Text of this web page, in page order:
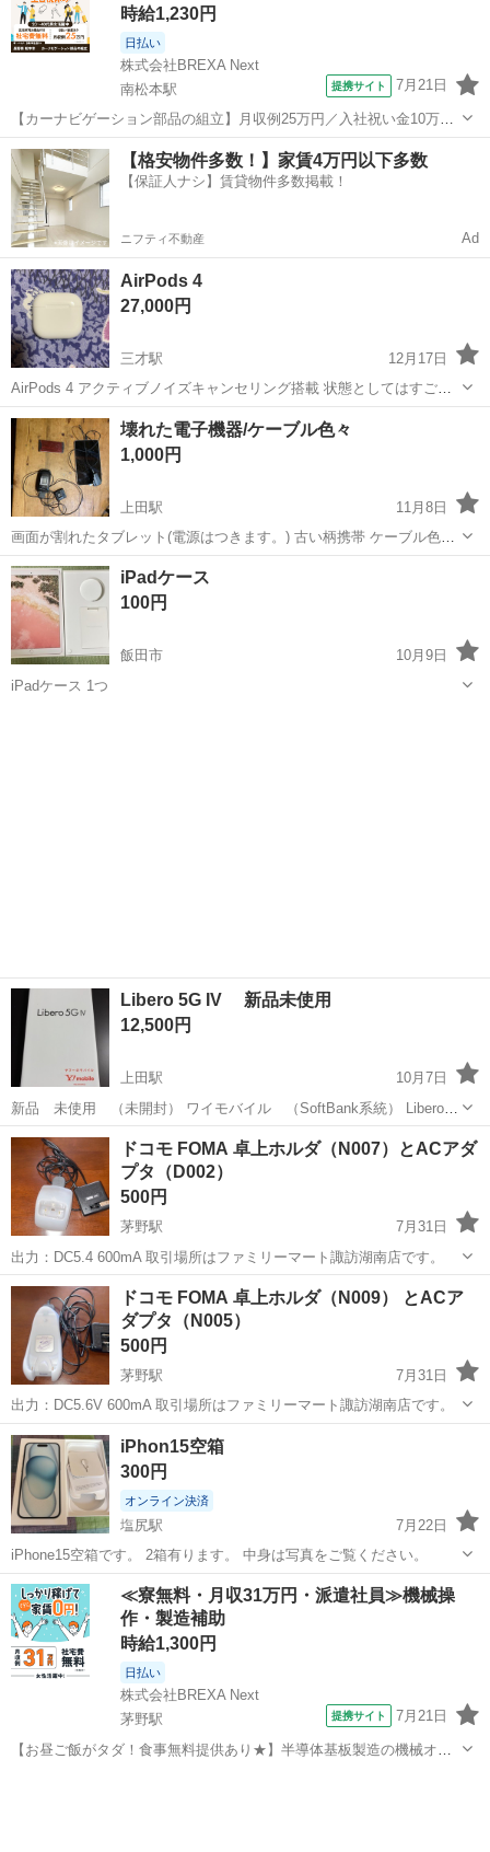
時給1,230円
日払い
株式会社BREXA Next
南松本駅
提携サイト 7月21日
【カーナビゲーション部品の組立】月収例25万円／入社祝い金10万
円！／うれしい土日祝休み★年間休日125日／稼げる夜勤専属！日払い
OK！ 人気の工場のお仕事 ◇カーナビゲーション部品の組立◇ ■ 業務
内容 車載用カーナビゲ...
長野 松本市 南松本駅 その他
【格安物件多数！】家賃4万円以下多数
【保証人ナシ】賃貸物件多数掲載！
ニフティ不動産 Ad
AirPods 4
27,000円
三才駅
12月17日
AirPods 4 アクティブノイズキャンセリング搭載 状態としてはすごく
綺麗です 異常もなく接続可能です 値下げ可能です 気になる方は金額
とともにメッセージ下さい！
長野 長野市 三才駅 その他 AirPods
壊れた電子機器/ケーブル色々
1,000円
上田駅
11月8日
画面が割れたタブレット(電源はつきます。) 古い柄携帯 ケーブル色々
セットでの販売です。
長野 上田市 上田駅
iPadケース
100円
飯田市
10月9日
iPadケース 1つ
Libero 5G IV 新品未使用
12,500円
上田駅
10月7日
新品 未使用 （未開封） ワイモバイル （SoftBank系統） Libero
5G IV カラー:ホワイト ブラックもあります。 （投稿時）
長野 上田市 その他 Libero
ドコモ FOMA 卓上ホルダ（N007）とACアダ
プタ（D002）
500円
茅野駅
7月31日
出力：DC5.4 600mA 取引場所はファミリーマート諏訪湖南店です。
長野 諏訪市 その他 FOMA
ドコモ FOMA 卓上ホルダ（N009） とACア
ダプタ（N005）
500円
茅野駅
7月31日
出力：DC5.6V 600mA 取引場所はファミリーマート諏訪湖南店です。
長野 諏訪市 その他
iPhon15空箱
300円
オンライン決済
塩尻駅
7月22日
iPhone15空箱です。 2箱有ります。 中身は写真をご覧ください。
長野 塩尻市 塩尻駅 その他 空箱
≪寮無料・月収31万円・派遣社員≫機械操
作・製造補助
時給1,300円
日払い
株式会社BREXA Next
茅野駅
提携サイト 7月21日
【お昼ご飯がタダ！食事無料提供あり★】半導体基板製造の機械オペ